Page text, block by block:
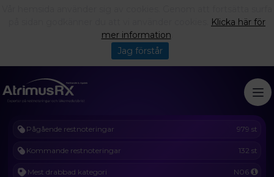
Pågående restnoteringar 979 st
Kommande restnoteringar 132 st
Mest drabbad kategori N06
Klicka här för
mer information
Jag förstår